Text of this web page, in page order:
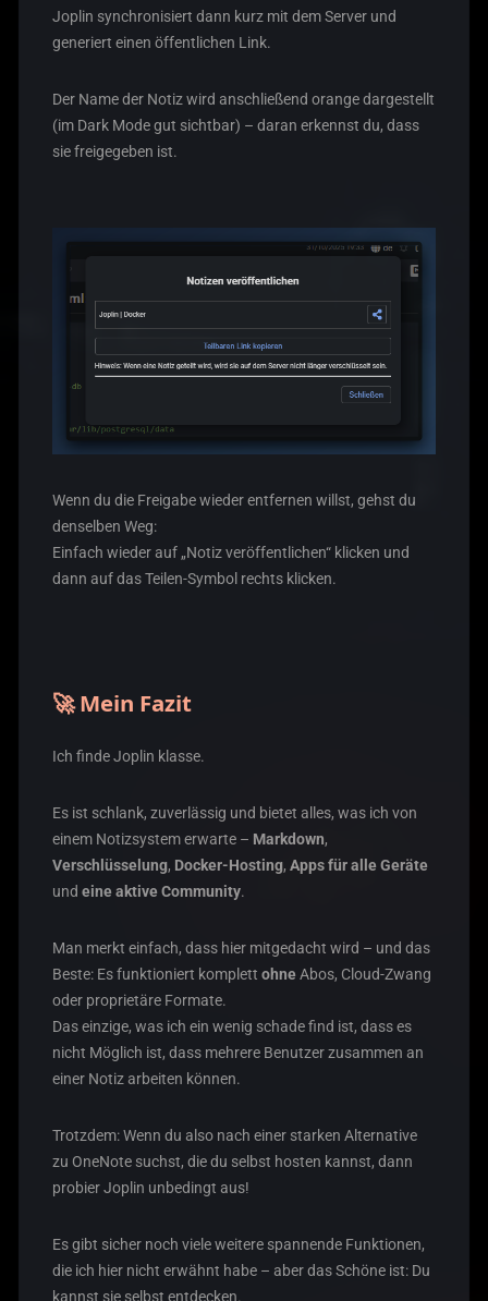
Joplin synchronisiert dann kurz mit dem Server und
generiert einen öffentlichen Link.
Der Name der Notiz wird anschließend orange dargestellt
(im Dark Mode gut sichtbar) – daran erkennst du, dass
sie freigegeben ist.
Wenn du die Freigabe wieder entfernen willst, gehst du
denselben Weg:
Einfach wieder auf „Notiz veröffentlichen“ klicken und
dann auf das Teilen-Symbol rechts klicken.
🚀 Mein Fazit
Ich finde Joplin klasse.
Es ist schlank, zuverlässig und bietet alles, was ich von
einem Notizsystem erwarte – Markdown,
Verschlüsselung, Docker-Hosting, Apps für alle Geräte
und eine aktive Community.
Man merkt einfach, dass hier mitgedacht wird – und das
Beste: Es funktioniert komplett ohneAbos, Cloud-Zwang
oder proprietäre Formate.
Das einzige, was ich ein wenig schade find ist, dass es
nicht Möglich ist, dass mehrere Benutzer zusammen an
einer Notiz arbeiten können.
Trotzdem: Wenn du also nach einer starken Alternative
zu OneNote suchst, die du selbst hosten kannst, dann
probier Joplin unbedingt aus!
Es gibt sicher noch viele weitere spannende Funktionen,
die ich hier nicht erwähnt habe – aber das Schöne ist: Du
kannst sie selbst entdecken.